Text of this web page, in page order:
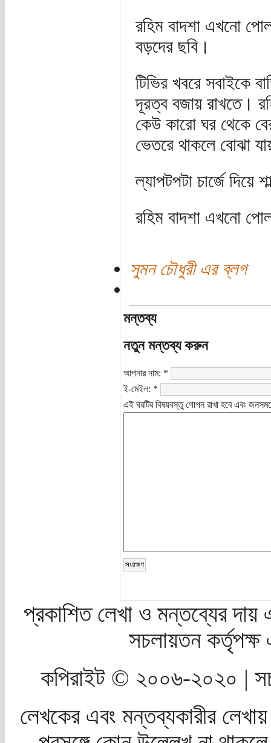
রহিম বাদশা এখনো
বড়দের ছবি।
টিভির খবরে সবাইকে
দূরত্ব বজায় রাখতে।
কেউ কারো ঘর থেকে
ভেতরে থাকলে বোঝা
ল্যাপটপটা চার্জে দিয়ে
রহিম বাদশা এখনো
সুমন চৌধুরী এর ব্লগ
মন্তব্য
নতুন মন্তব্য করুন
আপনার নাম: *
ই-মেইল: *
এই ঘরটির বিষয়বস্তু গোপন রাখা হবে এবং
প্রকাশিত লেখা ও মন্তব্যের দায়
সচলায়তন
কপিরাইট © ২০০৬-২০২০ |
লেখকের এবং মন্তব্যকারীর